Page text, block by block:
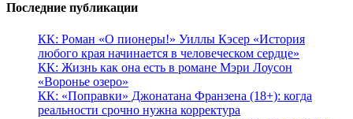
Последние публикации
КК: Роман «О пионеры!» Уиллы Кэсер «История
любого края начинается в человеческом сердце»
КК: Жизнь как она есть в романе Мэри Лоусон
«Воронье озеро»
КК: «Поправки» Джонатана Франзена (18+): когда
реальности срочно нужна корректура